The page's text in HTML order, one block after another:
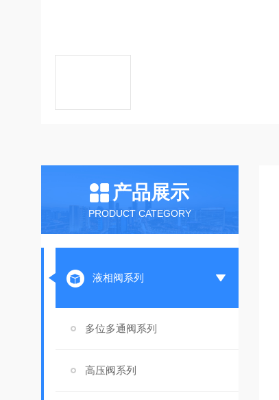
产品展示
PRODUCT CATEGORY
液相阀系列
多位多通阀系列
高压阀系列